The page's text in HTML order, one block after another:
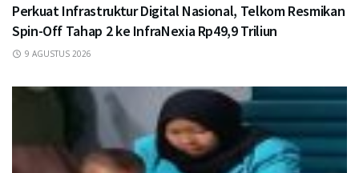
Perkuat Infrastruktur Digital Nasional, Telkom Resmikan
Spin-Off Tahap 2 ke InfraNexia Rp49,9 Triliun
9 AGUSTUS 2026